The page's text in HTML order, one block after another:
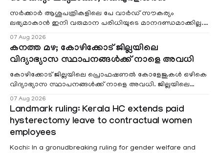
സർക്കാർ ആശുപത്രികളിലെ പേ വാർഡ് സൗകര്യം
ലഭ്യമാകാൻ ഇനി വരുമാന പരിധിയുടെ മാനദണ്ഡമാക്കില്ല.
വരുമാനം പരിഗണിക്കാതെ എല്ലാ രോഗികൾക്കും പേ വാർഡു
07 Aug 2026
കനത്ത മഴ; കോഴിക്കോട് ജില്ലയിലെ
വിദ്യാഭ്യാസ സ്ഥാപനങ്ങൾക്ക് നാളെ അവധി
കോഴിക്കോട് ജില്ലയിലെ പ്രൊഫഷണൽ കോളേജുകൾ ഒഴികെ
വിദ്യാഭ്യാസ സ്ഥാപനങ്ങൾക്ക് നാളെ അവധി. ജില്ലയിലെ
മലയോര- തീരദേശ മേഖലകളിലും മറ്റും ശക്തമായ മഴയു
07 Aug 2026
Landmark ruling: Kerala HC extends paid
hysterectomy leave to contractual women
employees
Kochi: In a gronudbreaking ruling for gender welfare and